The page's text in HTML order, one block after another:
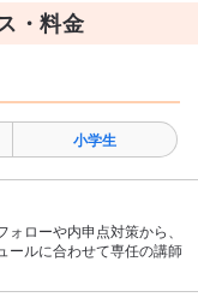
・料金
小学生
ローや内申点対策から、
ールに合わせて専任の講師